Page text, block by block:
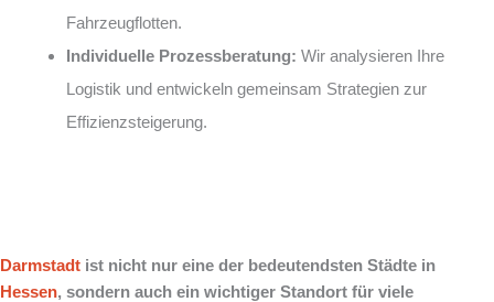
Fahrzeugflotten.
Individuelle Prozessberatung: Wir analysieren Ihre
Logistik und entwickeln gemeinsam Strategien zur
Effizienzsteigerung.
Darmstadt ist nicht nur eine der bedeutendsten Städte in
Hessen, sondern auch ein wichtiger Standort für viele